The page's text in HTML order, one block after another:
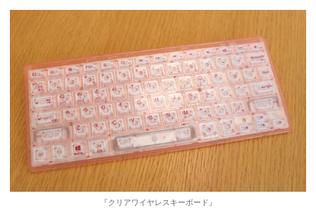
『クリアワイヤレスキーボード』